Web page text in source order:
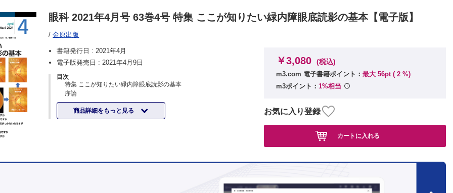
眼科 2021年4月号 63巻4号 特集 ここが知りたい緑内障眼底読影の基本【電子版】
/金原出版
書籍発行日 :2021年4月
電子版発売日 :2021年4月9日
目次
特集 ここが知りたい緑内障眼底読影の基本
序論
富田 剛司
1.リムノッチングってどのように判断するのですか
山下 高明
商品詳細をもっと見る
￥3,080 (税込)
m3.com 電子書籍ポイント： 最大 56pt ( 2 %)
m3ポイント： 1%相当
お気に入り登録
カートに入れる